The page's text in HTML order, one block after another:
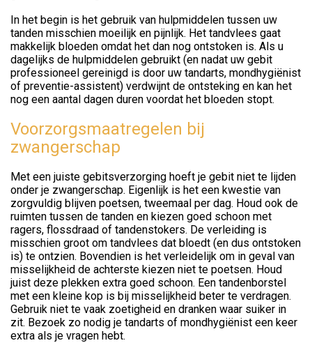
In het begin is het gebruik van hulpmiddelen tussen uw
tanden misschien moeilijk en pijnlijk. Het tandvlees gaat
makkelijk bloeden omdat het dan nog ontstoken is. Als u
dagelijks de hulpmiddelen gebruikt (en nadat uw gebit
professioneel gereinigd is door uw tandarts, mondhygiënist
of preventie-assistent) verdwijnt de ontsteking en kan het
nog een aantal dagen duren voordat het bloeden stopt.
Voorzorgsmaatregelen bij
zwangerschap
Met een juiste gebitsverzorging hoeft je gebit niet te lijden
onder je zwangerschap. Eigenlijk is het een kwestie van
zorgvuldig blijven poetsen, tweemaal per dag. Houd ook de
ruimten tussen de tanden en kiezen goed schoon met
ragers, flossdraad of tandenstokers. De verleiding is
misschien groot om tandvlees dat bloedt (en dus ontstoken
is) te ontzien. Bovendien is het verleidelijk om in geval van
misselijkheid de achterste kiezen niet te poetsen. Houd
juist deze plekken extra goed schoon. Een tandenborstel
met een kleine kop is bij misselijkheid beter te verdragen.
Gebruik niet te vaak zoetigheid en dranken waar suiker in
zit. Bezoek zo nodig je tandarts of mondhygiënist een keer
extra als je vragen hebt.